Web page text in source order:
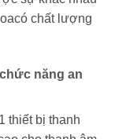
chất lượng
năng an
thiết bị thanh